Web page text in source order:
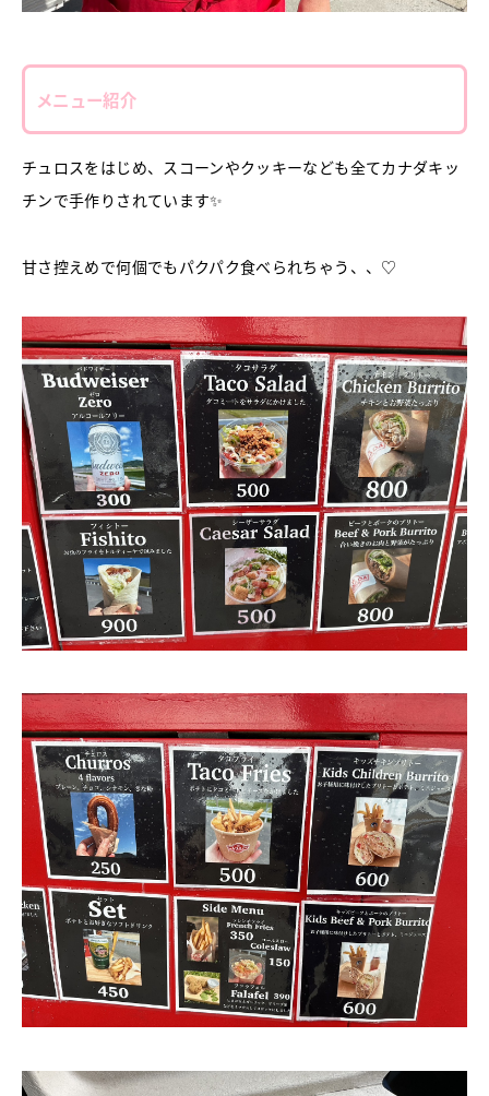
メニュー紹介
チュロスをはじめ、スコーンやクッキーなども全てカナダキッ
チンで手作りされています✨
甘さ控えめで何個でもパクパク食べられちゃう、、♡